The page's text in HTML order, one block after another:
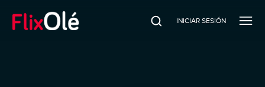
INICIAR SESIÓN